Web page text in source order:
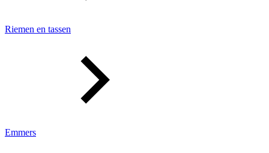
Riemen en tassen
Emmers